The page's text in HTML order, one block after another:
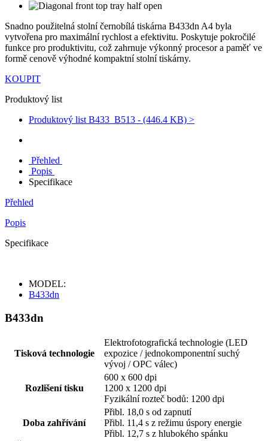
Snadno použitelná stolní černobílá tiskárna B433dn A4 byla
vytvořena pro maximální rychlost a efektivitu. Poskytuje pokročilé
funkce pro produktivitu, což zahrnuje výkonný procesor a paměť ve
formě cenově výhodné kompaktní stolní tiskárny.
KOUPIT
Produktový list
Produktový list B433_B513 - (446.4 KB) >
Přehled
Popis
Specifikace
Přehled
Popis
Specifikace
MODEL:
B433dn
B433dn
Tisková technologie
Elektrofotografická technologie (LED
expozice / jednokomponentní suchý
vývoj / OPC válec)
Rozlišení tisku
600 x 600 dpi
1200 x 1200 dpi
Fyzikální rozteč bodů: 1200 dpi
Doba zahřívání
Přibl. 18,0 s od zapnutí
Přibl. 11,4 s z režimu úspory energie
Přibl. 12,7 s z hlubokého spánku